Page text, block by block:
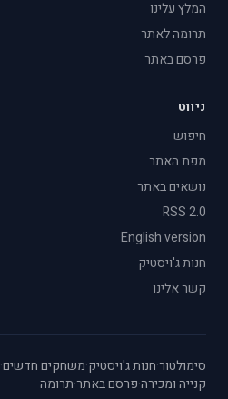
המלץ עלינו
תרומה לאתר
פרסם באתר
ניווט
חיפוש
מפת האתר
נושאים באתר
RSS 2.0
English version
חנות ג'ויסטיק
קשר אלינו
סימולטור·חנות ג'ויסטיק·משחקים חדשים·
קנייה ומכירה·פרסם באתר·תרומה